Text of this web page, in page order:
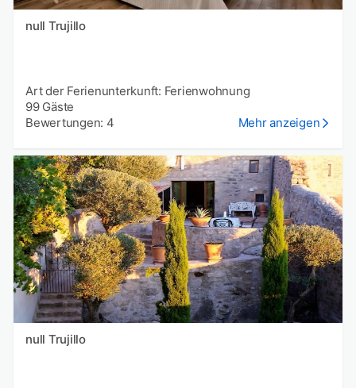
null Trujillo
Art der Ferienunterkunft: Ferienwohnung
99 Gäste
Bewertungen: 4
Mehr anzeigen
null Trujillo